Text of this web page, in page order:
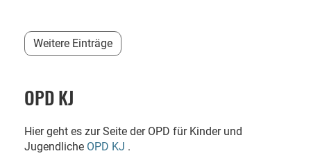
Weitere Einträge
OPD KJ
Hier geht es zur Seite der OPD für Kinder und
Jugendliche OPD KJ .